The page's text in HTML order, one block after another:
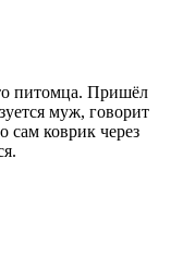
питомца. Пришёл
муж, говорит
сам коврик через